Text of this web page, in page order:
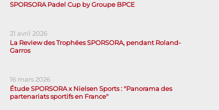
SPORSORA Padel Cup by Groupe BPCE
21 avril 2026
La Review des Trophées SPORSORA, pendant Roland-
Garros
16 mars 2026
Étude SPORSORA x Nielsen Sports : "Panorama des
partenariats sportifs en France"